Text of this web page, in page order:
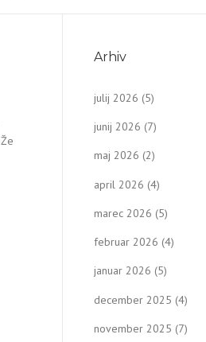
Arhiv
julij 2026 (5)
junij 2026 (7)
maj 2026 (2)
april 2026 (4)
marec 2026 (5)
februar 2026 (4)
januar 2026 (5)
december 2025 (4)
november 2025 (7)